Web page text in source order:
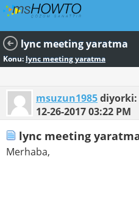
lync meeting yaratma
Konu: lync meeting yaratma
msuzun1985diyorki:
12-26-201703:22 PM
lync meeting
Merhaba,